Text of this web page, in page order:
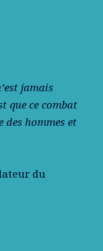
jamais
que ce combat
hommes et
du